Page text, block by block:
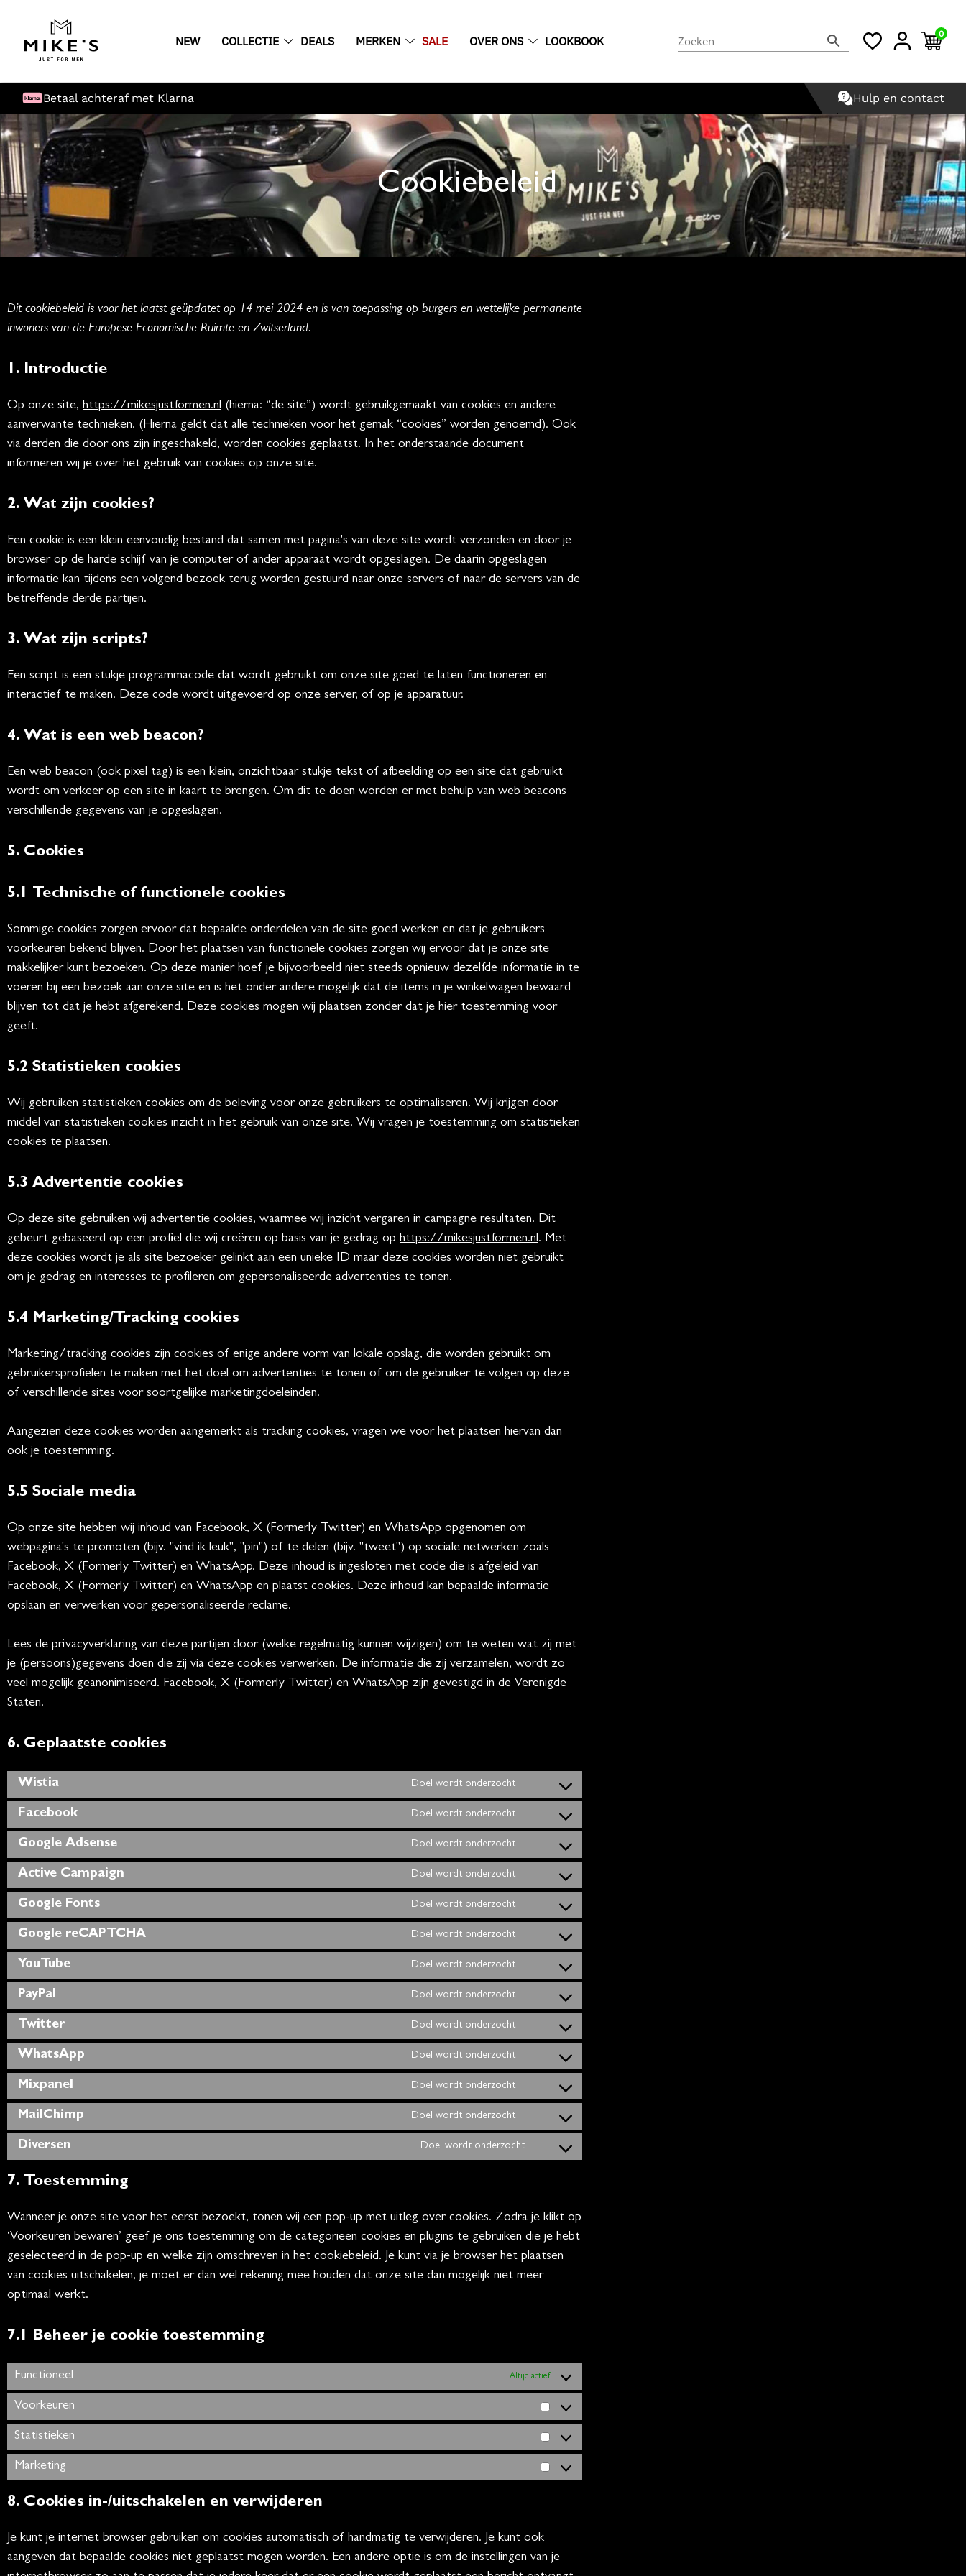
NEW COLLECTIE DEALS MERKEN SALE OVER ONS LOOKBOOK
0
Betaal achteraf met Klarna Hulp en contact
Cookiebeleid
Dit cookiebeleid is voor het laatst geüpdatet op 14 mei 2024 en is van toepassing op burgers en wettelijke permanente
inwoners van de Europese Economische Ruimte en Zwitserland.
1. Introductie
Op onze site, https://mikesjustformen.nl (hierna: “de site”) wordt gebruikgemaakt van cookies en andere
aanverwante technieken. (Hierna geldt dat alle technieken voor het gemak “cookies” worden genoemd). Ook
via derden die door ons zijn ingeschakeld, worden cookies geplaatst. In het onderstaande document
informeren wij je over het gebruik van cookies op onze site.
2. Wat zijn cookies?
Een cookie is een klein eenvoudig bestand dat samen met pagina's van deze site wordt verzonden en door je
browser op de harde schijf van je computer of ander apparaat wordt opgeslagen. De daarin opgeslagen
informatie kan tijdens een volgend bezoek terug worden gestuurd naar onze servers of naar de servers van de
betreffende derde partijen.
3. Wat zijn scripts?
Een script is een stukje programmacode dat wordt gebruikt om onze site goed te laten functioneren en
interactief te maken. Deze code wordt uitgevoerd op onze server, of op je apparatuur.
4. Wat is een web beacon?
Een web beacon (ook pixel tag) is een klein, onzichtbaar stukje tekst of afbeelding op een site dat gebruikt
wordt om verkeer op een site in kaart te brengen. Om dit te doen worden er met behulp van web beacons
verschillende gegevens van je opgeslagen.
5. Cookies
5.1 Technische of functionele cookies
Sommige cookies zorgen ervoor dat bepaalde onderdelen van de site goed werken en dat je gebruikers
voorkeuren bekend blijven. Door het plaatsen van functionele cookies zorgen wij ervoor dat je onze site
makkelijker kunt bezoeken. Op deze manier hoef je bijvoorbeeld niet steeds opnieuw dezelfde informatie in te
voeren bij een bezoek aan onze site en is het onder andere mogelijk dat de items in je winkelwagen bewaard
blijven tot dat je hebt afgerekend. Deze cookies mogen wij plaatsen zonder dat je hier toestemming voor
geeft.
5.2 Statistieken cookies
Wij gebruiken statistieken cookies om de beleving voor onze gebruikers te optimaliseren. Wij krijgen door
middel van statistieken cookies inzicht in het gebruik van onze site. Wij vragen je toestemming om statistieken
cookies te plaatsen.
5.3 Advertentie cookies
Op deze site gebruiken wij advertentie cookies, waarmee wij inzicht vergaren in campagne resultaten. Dit
gebeurt gebaseerd op een profiel die wij creëren op basis van je gedrag op https://mikesjustformen.nl. Met
deze cookies wordt je als site bezoeker gelinkt aan een unieke ID maar deze cookies worden niet gebruikt
om je gedrag en interesses te profileren om gepersonaliseerde advertenties te tonen.
5.4 Marketing/Tracking cookies
Marketing/tracking cookies zijn cookies of enige andere vorm van lokale opslag, die worden gebruikt om
gebruikersprofielen te maken met het doel om advertenties te tonen of om de gebruiker te volgen op deze
of verschillende sites voor soortgelijke marketingdoeleinden.
Aangezien deze cookies worden aangemerkt als tracking cookies, vragen we voor het plaatsen hiervan dan
ook je toestemming.
5.5 Sociale media
Op onze site hebben wij inhoud van Facebook, X (Formerly Twitter) en WhatsApp opgenomen om
webpagina's te promoten (bijv. "vind ik leuk", "pin") of te delen (bijv. "tweet") op sociale netwerken zoals
Facebook, X (Formerly Twitter) en WhatsApp. Deze inhoud is ingesloten met code die is afgeleid van
Facebook, X (Formerly Twitter) en WhatsApp en plaatst cookies. Deze inhoud kan bepaalde informatie
opslaan en verwerken voor gepersonaliseerde reclame.
Lees de privacyverklaring van deze partijen door (welke regelmatig kunnen wijzigen) om te weten wat zij met
je (persoons)gegevens doen die zij via deze cookies verwerken. De informatie die zij verzamelen, wordt zo
veel mogelijk geanonimiseerd. Facebook, X (Formerly Twitter) en WhatsApp zijn gevestigd in de Verenigde
Staten.
6. Geplaatste cookies
Wistia Doel wordt onderzocht
Facebook Doel wordt onderzocht
Google Adsense Doel wordt onderzocht
Active Campaign Doel wordt onderzocht
Google Fonts Doel wordt onderzocht
Google reCAPTCHA Doel wordt onderzocht
YouTube Doel wordt onderzocht
PayPal Doel wordt onderzocht
Twitter Doel wordt onderzocht
WhatsApp Doel wordt onderzocht
Mixpanel Doel wordt onderzocht
MailChimp Doel wordt onderzocht
Diversen Doel wordt onderzocht
7. Toestemming
Wanneer je onze site voor het eerst bezoekt, tonen wij een pop-up met uitleg over cookies. Zodra je klikt op
‘Voorkeuren bewaren’ geef je ons toestemming om de categorieën cookies en plugins te gebruiken die je hebt
geselecteerd in de pop-up en welke zijn omschreven in het cookiebeleid. Je kunt via je browser het plaatsen
van cookies uitschakelen, je moet er dan wel rekening mee houden dat onze site dan mogelijk niet meer
optimaal werkt.
7.1 Beheer je cookie toestemming
Functioneel Altijd actief
Voorkeuren
Statistieken
Marketing
8. Cookies in-/uitschakelen en verwijderen
Je kunt je internet browser gebruiken om cookies automatisch of handmatig te verwijderen. Je kunt ook
aangeven dat bepaalde cookies niet geplaatst mogen worden. Een andere optie is om de instellingen van je